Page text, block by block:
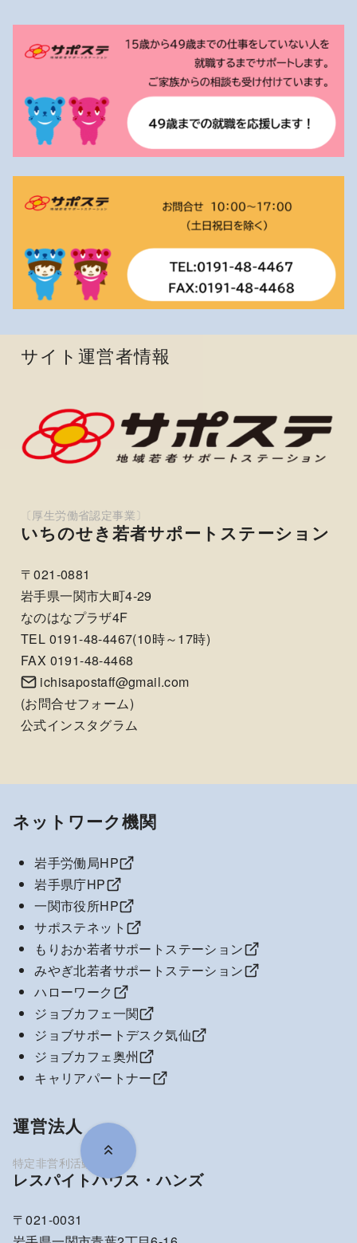
サイト運営者情報
いちのせき若者サポートステーション
〒021-0881
岩手県一関市大町4-29
なのはなプラザ4F
TEL 0191-48-4467(10時～17時)
FAX 0191-48-4468
ichisapostaff@gmail.com
(お問合せフォーム)
公式インスタグラム
ネットワーク機関
岩手労働局HP
岩手県庁HP
一関市役所HP
サポステネット
もりおか若者サポートステーション
みやぎ北若者サポートステーション
ハローワーク
ジョブカフェ一関
ジョブサポートデスク気仙
ジョブカフェ奥州
キャリアパートナー
運営法人
レスパイトハウス・ハンズ
〒021-0031